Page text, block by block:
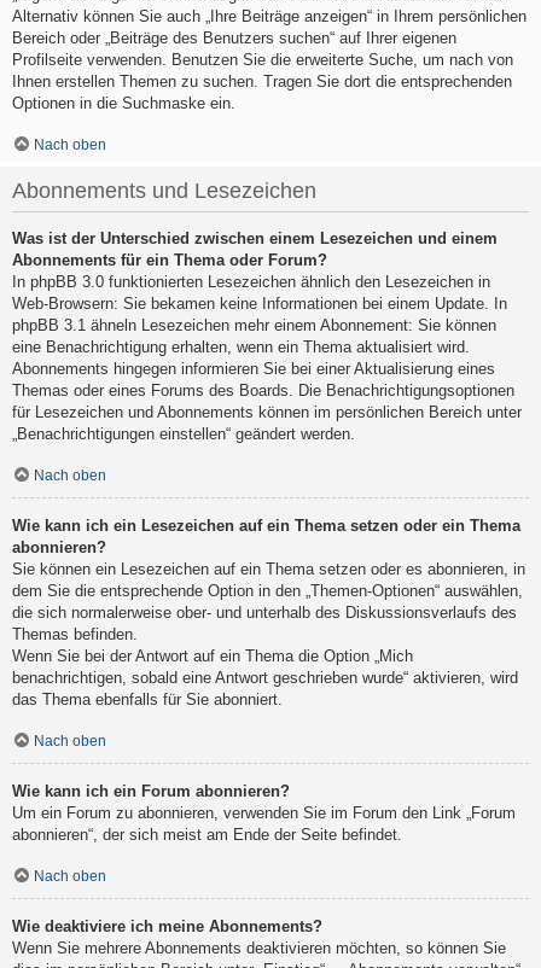
Alternativ können Sie auch „Ihre Beiträge anzeigen“ in Ihrem persönlichen
Bereich oder „Beiträge des Benutzers suchen“ auf Ihrer eigenen
Profilseite verwenden. Benutzen Sie die erweiterte Suche, um nach von
Ihnen erstellen Themen zu suchen. Tragen Sie dort die entsprechenden
Optionen in die Suchmaske ein.
Nach oben
Abonnements und Lesezeichen
Was ist der Unterschied zwischen einem Lesezeichen und einem
Abonnements für ein Thema oder Forum?
In phpBB 3.0 funktionierten Lesezeichen ähnlich den Lesezeichen in
Web-Browsern: Sie bekamen keine Informationen bei einem Update. In
phpBB 3.1 ähneln Lesezeichen mehr einem Abonnement: Sie können
eine Benachrichtigung erhalten, wenn ein Thema aktualisiert wird.
Abonnements hingegen informieren Sie bei einer Aktualisierung eines
Themas oder eines Forums des Boards. Die Benachrichtigungsoptionen
für Lesezeichen und Abonnements können im persönlichen Bereich unter
„Benachrichtigungen einstellen“ geändert werden.
Nach oben
Wie kann ich ein Lesezeichen auf ein Thema setzen oder ein Thema
abonnieren?
Sie können ein Lesezeichen auf ein Thema setzen oder es abonnieren, in
dem Sie die entsprechende Option in den „Themen-Optionen“ auswählen,
die sich normalerweise ober- und unterhalb des Diskussionsverlaufs des
Themas befinden.
Wenn Sie bei der Antwort auf ein Thema die Option „Mich
benachrichtigen, sobald eine Antwort geschrieben wurde“ aktivieren, wird
das Thema ebenfalls für Sie abonniert.
Nach oben
Wie kann ich ein Forum abonnieren?
Um ein Forum zu abonnieren, verwenden Sie im Forum den Link „Forum
abonnieren“, der sich meist am Ende der Seite befindet.
Nach oben
Wie deaktiviere ich meine Abonnements?
Wenn Sie mehrere Abonnements deaktivieren möchten, so können Sie